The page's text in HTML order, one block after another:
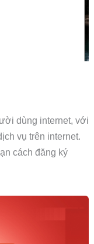
dùng internet, với
vụ trên internet.
cách đăng ký